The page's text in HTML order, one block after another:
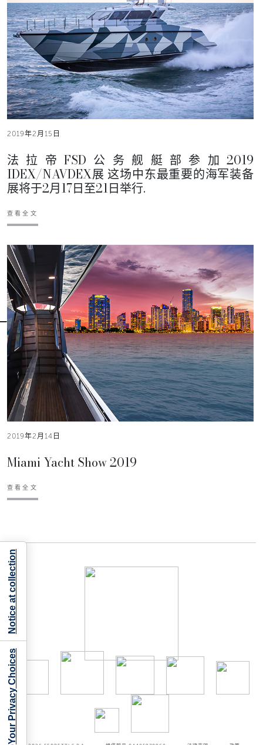
2019年2月15日
法拉帝FSD公务舰艇部参加2019
IDEX/NAVDEX展 这场中东最重要的海军装备
展将于2月17日至21日举行.
查看全文
2019年2月14日
Miami Yacht Show 2019
查看全文
Your Privacy Choices
Notice at collection